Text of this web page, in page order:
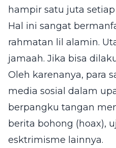
hampir satu juta
Hal ini sangat
rahmatan lil alamin.
jamaah. Jika bisa
Oleh karenanya, para
media sosial dalam
berpangku tangan
berita bohong (hoax),
esktrimisme lainnya.